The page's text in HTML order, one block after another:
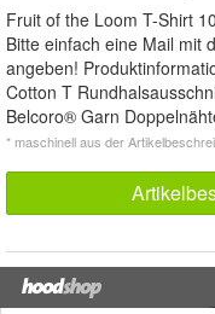
Fruit of the Loom T-Shirt
Bitte einfach eine Mail mit
angeben!
Cotton T
Belcoro® Garn
* maschinell aus der